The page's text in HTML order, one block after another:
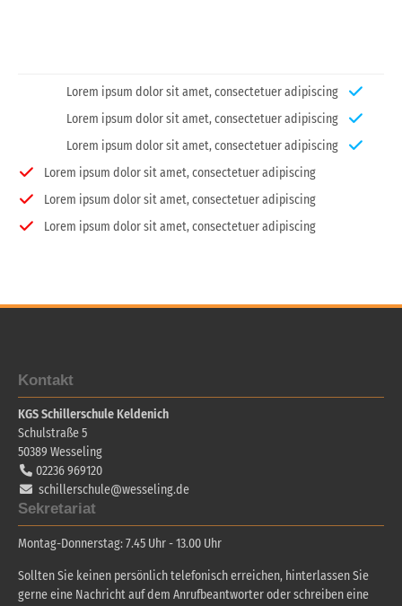
Lorem ipsum dolor sit amet, consectetuer adipiscing
Lorem ipsum dolor sit amet, consectetuer adipiscing
Lorem ipsum dolor sit amet, consectetuer adipiscing
Lorem ipsum dolor sit amet, consectetuer adipiscing
Lorem ipsum dolor sit amet, consectetuer adipiscing
Lorem ipsum dolor sit amet, consectetuer adipiscing
Kontakt
KGS Schillerschule Keldenich
Schulstraße 5
50389 Wesseling
02236 969120
schillerschule@wesseling.de
Sekretariat
Montag-Donnerstag: 7.45 Uhr - 13.00 Uhr
Sollten Sie keinen persönlich telefonisch erreichen, hinterlassen Sie
gerne eine Nachricht auf dem Anrufbeantworter oder schreiben eine